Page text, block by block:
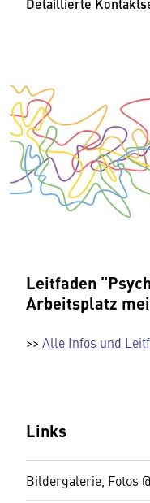
Leitfaden
Arbeitsplatz
>> Alle Infos und
Links
Bildergalerie, Fotos